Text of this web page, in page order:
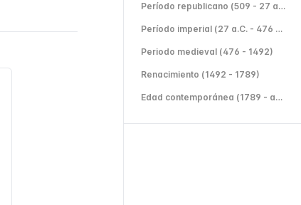
Período republicano (509 - 27 a.C.)
Período imperial (27 a.C. - 476 d.C.)
Periodo medieval (476 - 1492)
Renacimiento (1492 - 1789)
Edad contemporánea (1789 - actualidad)